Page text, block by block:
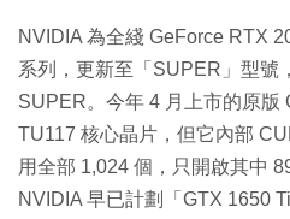
NVIDIA 為全綫 GeForce RTX
系列，更新至「SUPER」型號
SUPER。今年 4 月上市的原版
TU117 核心晶片，但它內部
用全部 1,024 個，只開啟其中
NVIDIA 早已計劃「GTX 1650